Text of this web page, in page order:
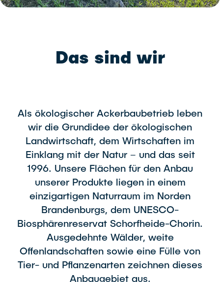
Das sind wir
Als ökologischer Ackerbaubetrieb leben
wir die Grundidee der ökologischen
Landwirtschaft, dem Wirtschaften im
Einklang mit der Natur – und das seit
1996. Unsere Flächen für den Anbau
unserer Produkte liegen in einem
einzigartigen Naturraum im Norden
Brandenburgs, dem UNESCO-
Biosphärenreservat Schorfheide-Chorin.
Ausgedehnte Wälder, weite
Offenlandschaften sowie eine Fülle von
Tier- und Pflanzenarten zeichnen dieses
Anbaugebiet aus.